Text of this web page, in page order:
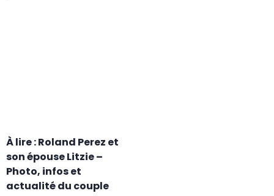
À lire :Roland Perez et
son épouse Litzie –
Photo, infos et
actualité du couple